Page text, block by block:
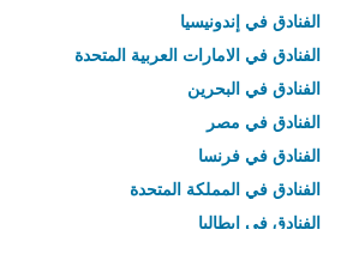
الفنادق في إندونيسيا
الفنادق في الامارات العربية المتحدة
الفنادق في البحرين
الفنادق في مصر
الفنادق في فرنسا
الفنادق في المملكة المتحدة
الفنادق في إيطاليا